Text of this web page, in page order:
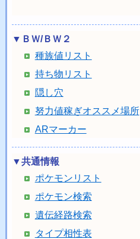
▼ＢＷ/ＢＷ２
種族値リスト
持ち物リスト
隠し穴
努力値稼ぎオススメ場所
ARマーカー
▼共通情報
ポケモンリスト
ポケモン検索
遺伝経路検索
タイプ相性表